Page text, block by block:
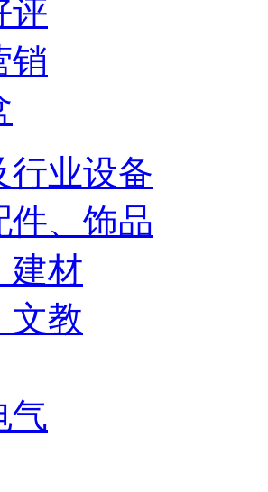
评
销
行业设备
件、饰品
建材
文教
气